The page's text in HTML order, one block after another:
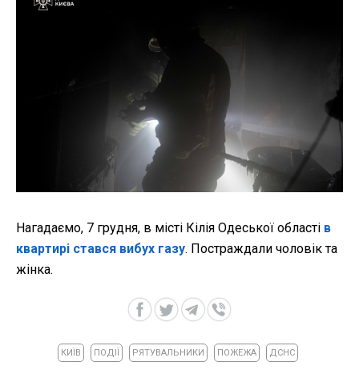
Нагадаємо, 7 грудня, в місті Кілія Одеської області в
квартирі стався вибух газу. Постраждали чоловік та
жінка.
КИЇВ ПОДІЇ РЯТУВАЛЬНИКИ ПОЖЕЖА ДСНС